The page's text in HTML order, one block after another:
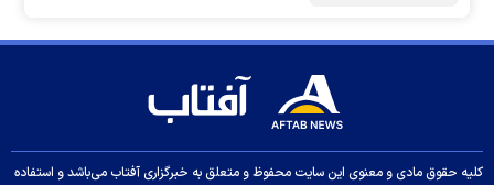
کلیه حقوق مادی و معنوی این سایت محفوظ و متعلق به خبرگزاری آفتاب می‌باشد و استفاده